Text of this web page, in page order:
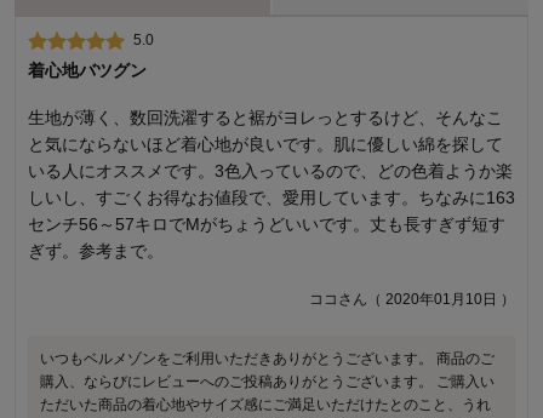
5.0
着心地バツグン
生地が薄く、数回洗濯すると裾がヨレっとするけど、そんなこ
と気にならないほど着心地が良いです。肌に優しい綿を探して
いる人にオススメです。3色入っているので、どの色着ようか楽
しいし、すごくお得なお値段で、愛用しています。ちなみに163
センチ56～57キロでMがちょうどいいです。丈も長すぎず短す
ぎず。参考まで。
ココさん（ 2020年01月10日 ）
いつもベルメゾンをご利用いただきありがとうございます。 商品のご
購入、ならびにレビューへのご投稿ありがとうございます。 ご購入い
ただいた商品の着心地やサイズ感にご満足いただけたとのこと、うれ
1.0
悪くはないけど
どなたかも書かれていましたが裾の部分の伸縮がなく、着てし
まえばわからないけど、脱ぎ着する時やトイレで上げ下げする
時につぱった感が地味にストレスになります。 下着系でこんな
作りはどんなもんかと…私には気になって無理でした。 お値段
も安くて生地の肌触りも良かっただけに残念な商品でした。